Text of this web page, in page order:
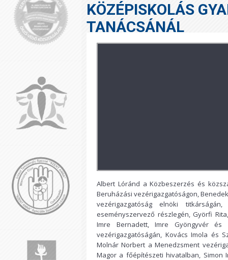
KÖZÉPISKOLÁS
TANÁCSÁNÁL
Albert Lóránd a Közbeszerzés és
Beruházási vezérigazgatóságon,
vezérigazgatóság elnöki
eseményszervező részlegén, Györfi
Imre Bernadett, Imre Gyöngyvér
vezérigazgatóságán, Kovács Imola és
Molnár Norbert a Menedzsment
Magor a főépítészeti hivatalban, Simon